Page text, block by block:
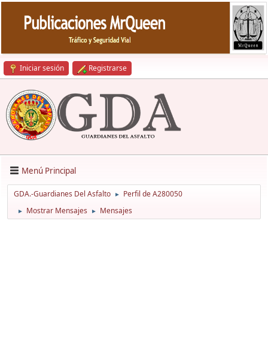
Iniciar sesión Registrarse
Menú Principal
GDA.-Guardianes Del Asfalto ► Perfil de A280050
► Mostrar Mensajes ► Mensajes